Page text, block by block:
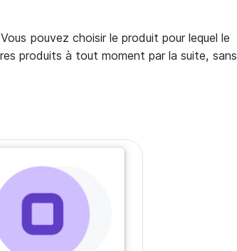
pouvez choisir le produit pour lequel le
produits à tout moment par la suite, sans